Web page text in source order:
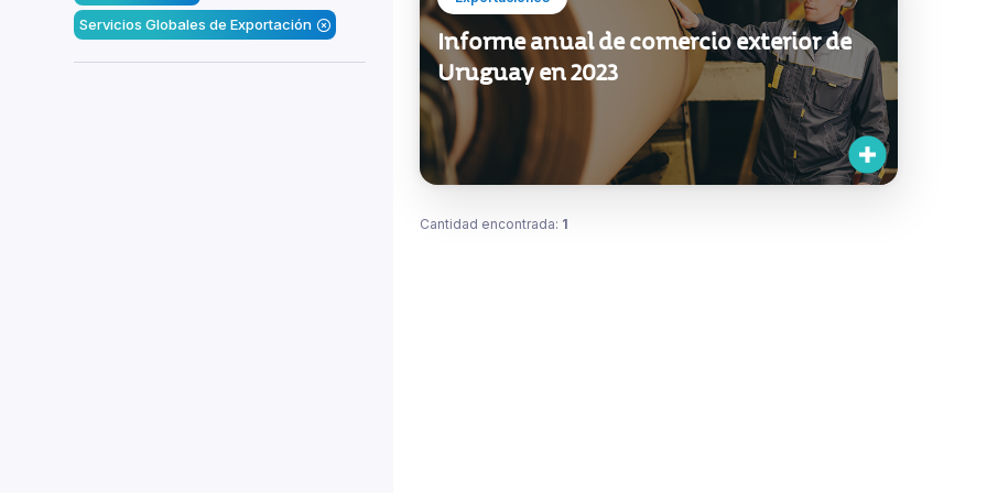
Servicios Globales de Exportación
Informe anual de comercio exterior de
Uruguay en 2023
Cantidad encontrada: 1